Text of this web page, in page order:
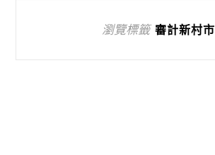
瀏覽標籤 審計新村市